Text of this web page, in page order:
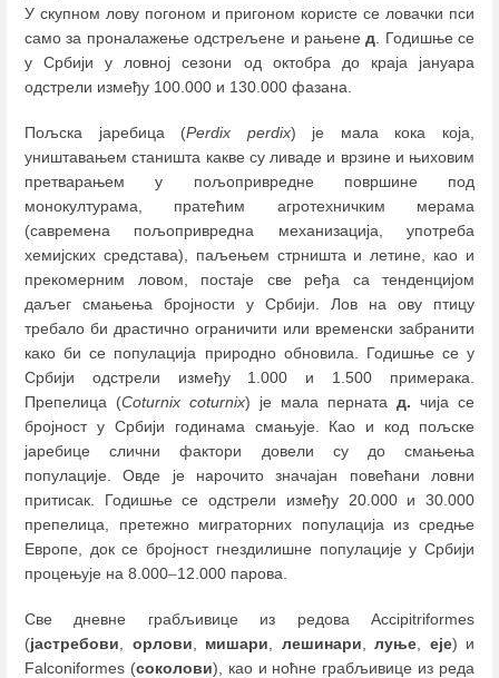
У скупном лову погоном и пригоном користе се ловачки пси
само за проналажење одстрељене и рањенед . Годишње се
у Србији у ловној сезони од октобра до краја јануара
одстрели између 100.000 и 130.000 фазана.
Пољска јаребица (Perdix perdix) je мала кока која,
уништавањем станишта какве су ливаде и врзине и њиховим
претварaњем у пољопривредне површине под
монокултурама, пратећим агротехничким мерама
(савремена пољопривредна механизација, употреба
хемијских средстава), паљењем стрништа и летине, као и
прекомерним ловом, постаje све ређа са тенденцијом
даљег смањења бројности у Србији. Лов на ову птицу
требало би драстично ограничити или временски забранити
како би се популација природно обновила. Годишње се у
Србији одстрели између 1.000 и 1.500 примерака.
Препелица (Coturnix coturnix) је мала перната д. чија се
бројност у Србији годинама смањује. Као и код пољске
јаребице слични фактори довели су до смањења
популације. Овде је нарочито значајан повећани ловни
притисак. Годишње се одстрели између 20.000 и 30.000
препелица, претежно миграторних популација из средње
Европе, док се бројност гнездилишне популације у Србији
процењује на 8.000–12.000 парова.
Све дневне грабљивице из редова Accipitriformes
(јастребови орлови мишари лешинари луње еје) и
Falconiformes (соколови), као и ноћне грабљивице из реда